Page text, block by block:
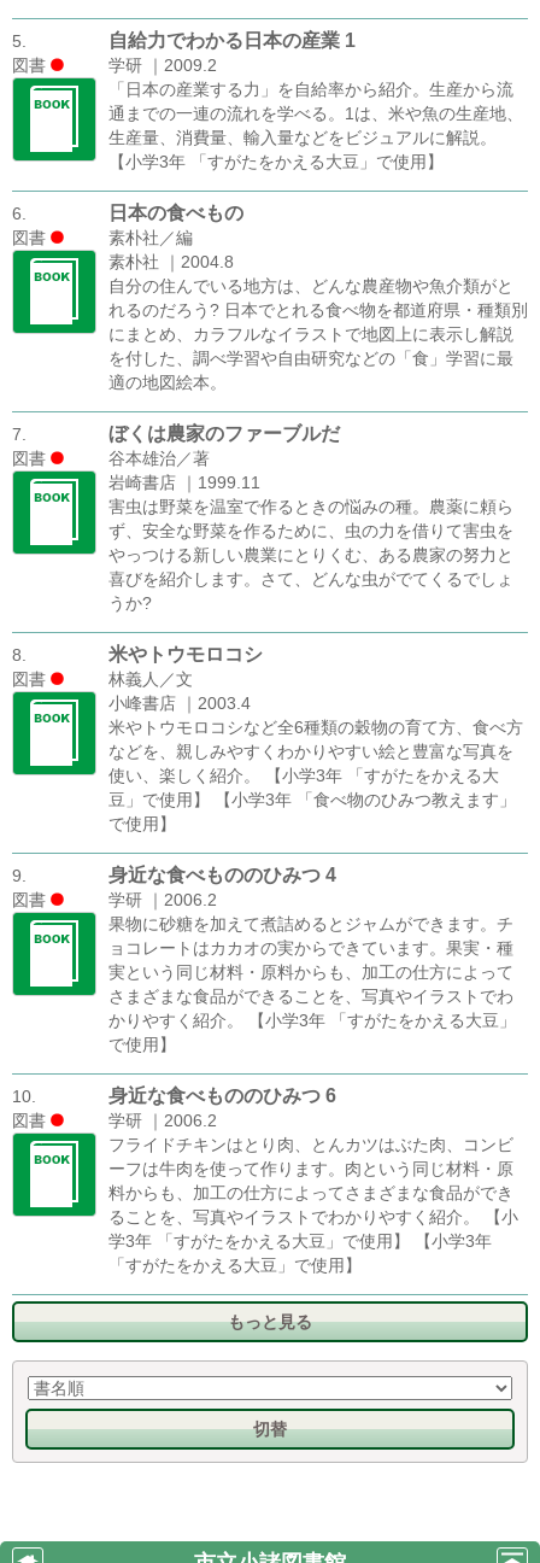
5.
図書
自給力でわかる日本の産業 1
学研 ｜2009.2
「日本の産業する力」を自給率から紹介。生産から流
通までの一連の流れを学べる。1は、米や魚の生産地、
生産量、消費量、輸入量などをビジュアルに解説。
【小学3年 「すがたをかえる大豆」で使用】
6.
図書
日本の食べもの
素朴社／編
素朴社 ｜2004.8
自分の住んでいる地方は、どんな農産物や魚介類がと
れるのだろう? 日本でとれる食べ物を都道府県・種類別
にまとめ、カラフルなイラストで地図上に表示し解説
を付した、調べ学習や自由研究などの「食」学習に最
適の地図絵本。
7.
図書
ぼくは農家のファーブルだ
谷本雄治／著
岩崎書店 ｜1999.11
害虫は野菜を温室で作るときの悩みの種。農薬に頼ら
ず、安全な野菜を作るために、虫の力を借りて害虫を
やっつける新しい農業にとりくむ、ある農家の努力と
喜びを紹介します。さて、どんな虫がでてくるでしょ
うか?
8.
図書
米やトウモロコシ
林義人／文
小峰書店 ｜2003.4
米やトウモロコシなど全6種類の穀物の育て方、食べ方
などを、親しみやすくわかりやすい絵と豊富な写真を
使い、楽しく紹介。 【小学3年 「すがたをかえる大
豆」で使用】 【小学3年 「食べ物のひみつ教えます」
で使用】
9.
図書
身近な食べもののひみつ 4
学研 ｜2006.2
果物に砂糖を加えて煮詰めるとジャムができます。チ
ョコレートはカカオの実からできています。果実・種
実という同じ材料・原料からも、加工の仕方によって
さまざまな食品ができることを、写真やイラストでわ
かりやすく紹介。 【小学3年 「すがたをかえる大豆」
で使用】
10.
図書
身近な食べもののひみつ 6
学研 ｜2006.2
フライドチキンはとり肉、とんカツはぶた肉、コンビ
ーフは牛肉を使って作ります。肉という同じ材料・原
料からも、加工の仕方によってさまざまな食品ができ
ることを、写真やイラストでわかりやすく紹介。 【小
学3年 「すがたをかえる大豆」で使用】 【小学3年
「すがたをかえる大豆」で使用】
もっと見る
切替